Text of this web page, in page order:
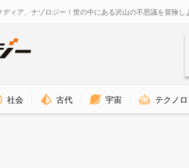
ィア、ナゾロジー！世の中にある沢山の不思議を冒険し
社会 古代 宇宙 テクノ